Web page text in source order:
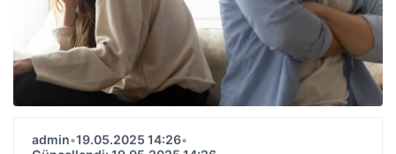
admin•19.05.2025 14:26•